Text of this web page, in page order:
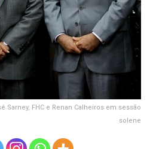
Sarney, FHC e Renan Calheiros em sessão
solene